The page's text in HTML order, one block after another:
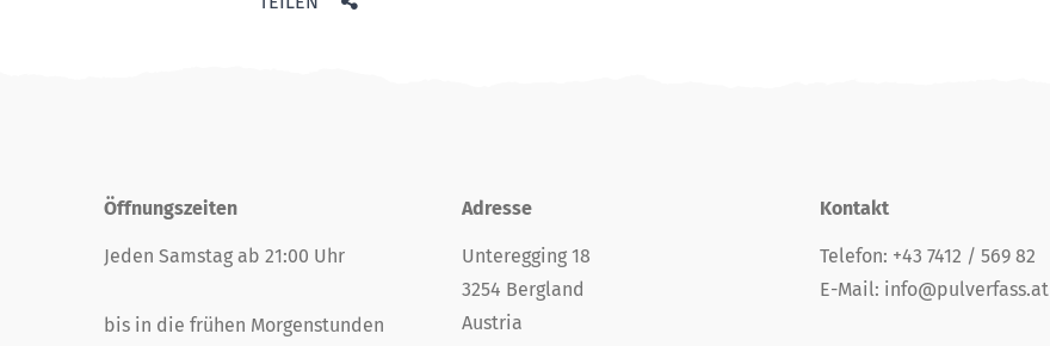
Öffnungszeiten
Jeden Samstag ab 21:00 Uhr
bis in die frühen Morgenstunden
Adresse
Unteregging 18
3254 Bergland
Austria
Kontakt
Telefon: +43 7412 / 569 82
E-Mail: info@pulverfass.at